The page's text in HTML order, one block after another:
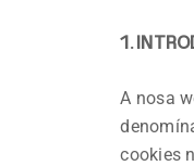
1.
A nosa
cookies